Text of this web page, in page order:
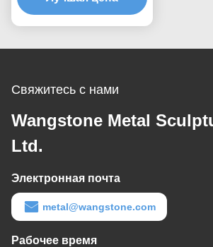
Бронзовая скульптура
металлическая статуя
Свяжитесь с нами
Wangstone Metal
Ltd.
Электронная почта
metal@wangstone.com
Рабочее время